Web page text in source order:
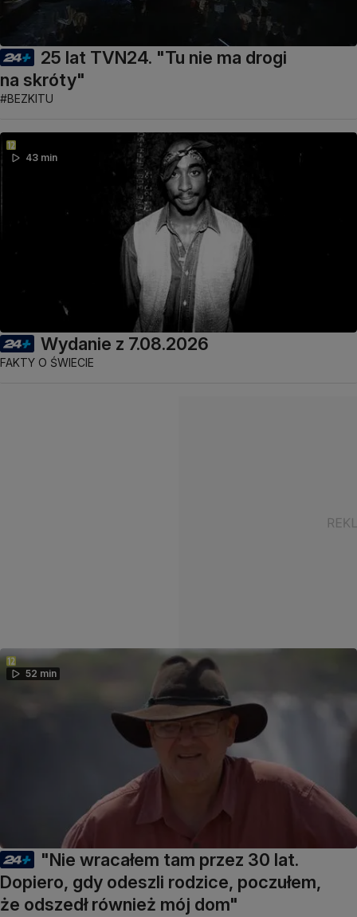
25 lat TVN24. "Tu nie ma drogi
na skróty"
#BEZKITU
43 min
Wydanie z 7.08.2026
FAKTY O ŚWIECIE
52 min
"Nie wracałem tam przez 30 lat.
Dopiero, gdy odeszli rodzice, poczułem,
że odszedł również mój dom"